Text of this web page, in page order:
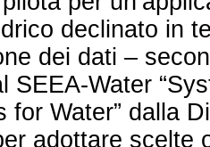
declinato in
dei dati –
SEEA-Water
for Water” dalla
adottare scelte